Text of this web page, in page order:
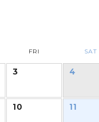
FRI SAT
3 4
10 11